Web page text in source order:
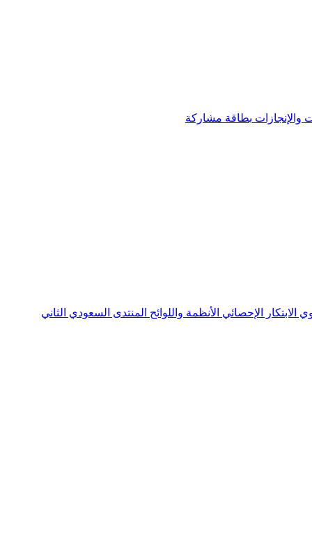
والإنجازات بطاقة مشاركة
الابتكار الإحصائي الأنظمة واللوائح المنتدى السعودي الثاني